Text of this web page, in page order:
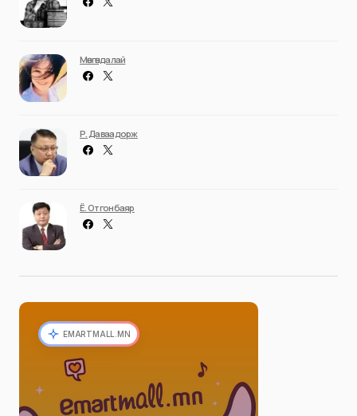
Мөнгөндалай
Р. Даваадорж
Ё. Отгонбаяр
EMARTMALL.MN